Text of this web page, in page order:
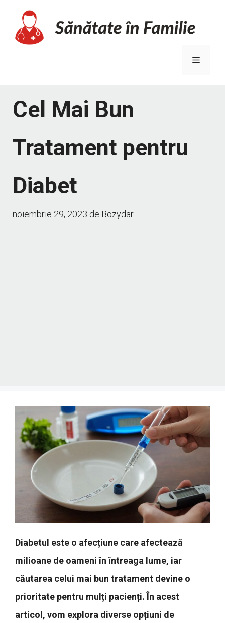
conținut
Meniu
Cel Mai Bun
Tratament pentru
Diabet
noiembrie 29, 2023 de Bozydar
Diabetul este o afecțiune care afectează
milioane de oameni în întreaga lume, iar
căutarea celui mai bun tratament devine o
prioritate pentru mulți pacienți. În acest
articol, vom explora diverse opțiuni de